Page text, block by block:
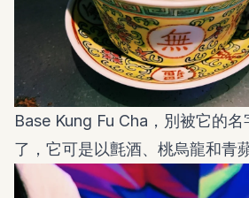
Base Kung Fu Cha，別被它的
了，它可是以氈酒、桃烏龍和青